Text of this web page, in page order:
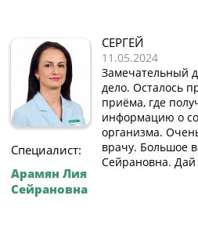
Специалист:
Арамян Лия
Сейрановна
СЕРГЕЙ
11.05.2024
Замечательный
дело. Осталось
приёма, где
информацию о
организма.
врачу. Большое
Сейрановна. Дай